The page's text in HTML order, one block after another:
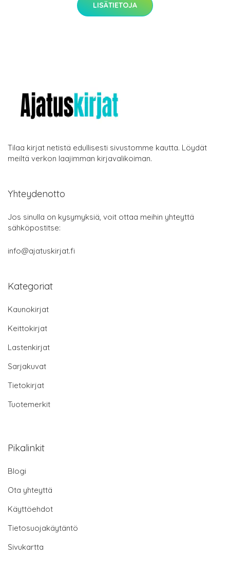
LISÄTIETOJA
Tilaa kirjat netistä edullisesti sivustomme kautta. Löydät
meiltä verkon laajimman kirjavalikoiman.
Yhteydenotto
Jos sinulla on kysymyksiä, voit ottaa meihin yhteyttä
sähköpostitse:
info@ajatuskirjat.fi
Kategoriat
Kaunokirjat
Keittokirjat
Lastenkirjat
Sarjakuvat
Tietokirjat
Tuotemerkit
Pikalinkit
Blogi
Ota yhteyttä
Käyttöehdot
Tietosuojakäytäntö
Sivukartta